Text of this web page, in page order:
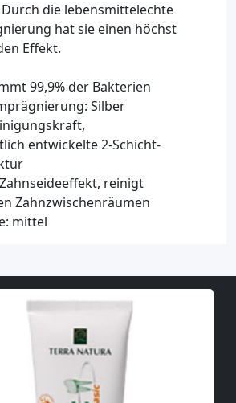
die lebensmittelechte
hat sie einen höchst
Effekt.
99,9% der Bakterien
Silber
entwickelte 2-Schicht-
reinigt
Zahnzwischenräumen
mittel